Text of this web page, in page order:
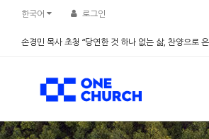
한국어 로그인
손경민 목사 초청 “당연한 것 하나 없는 삶, 찬양으로
Sketchbook5, 스케치북5